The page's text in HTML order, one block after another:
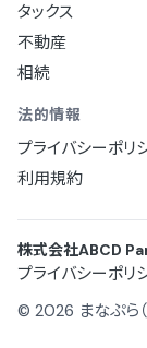
タックス
不動産
相続
法的情報
プライバシーポリ
利用規約
株式会社ABCD
プライバシーポリ
© 2026 まなぷら